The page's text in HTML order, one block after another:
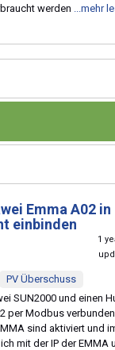
werden
...mehr
Emma A02 in
einbinden
1
PV Überschuss
SUN2000 und einen
per Modbus
sind aktiviert und
mit der IP der EMMA